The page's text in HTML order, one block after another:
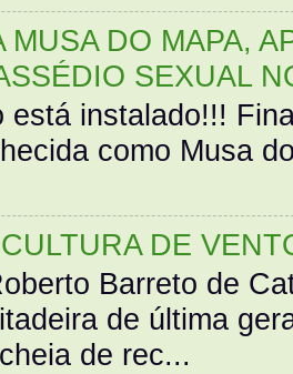
MUSA DO MAPA,
SEXUAL
está instalado!!!
como Musa
DE
Barreto de
de última
de rec...